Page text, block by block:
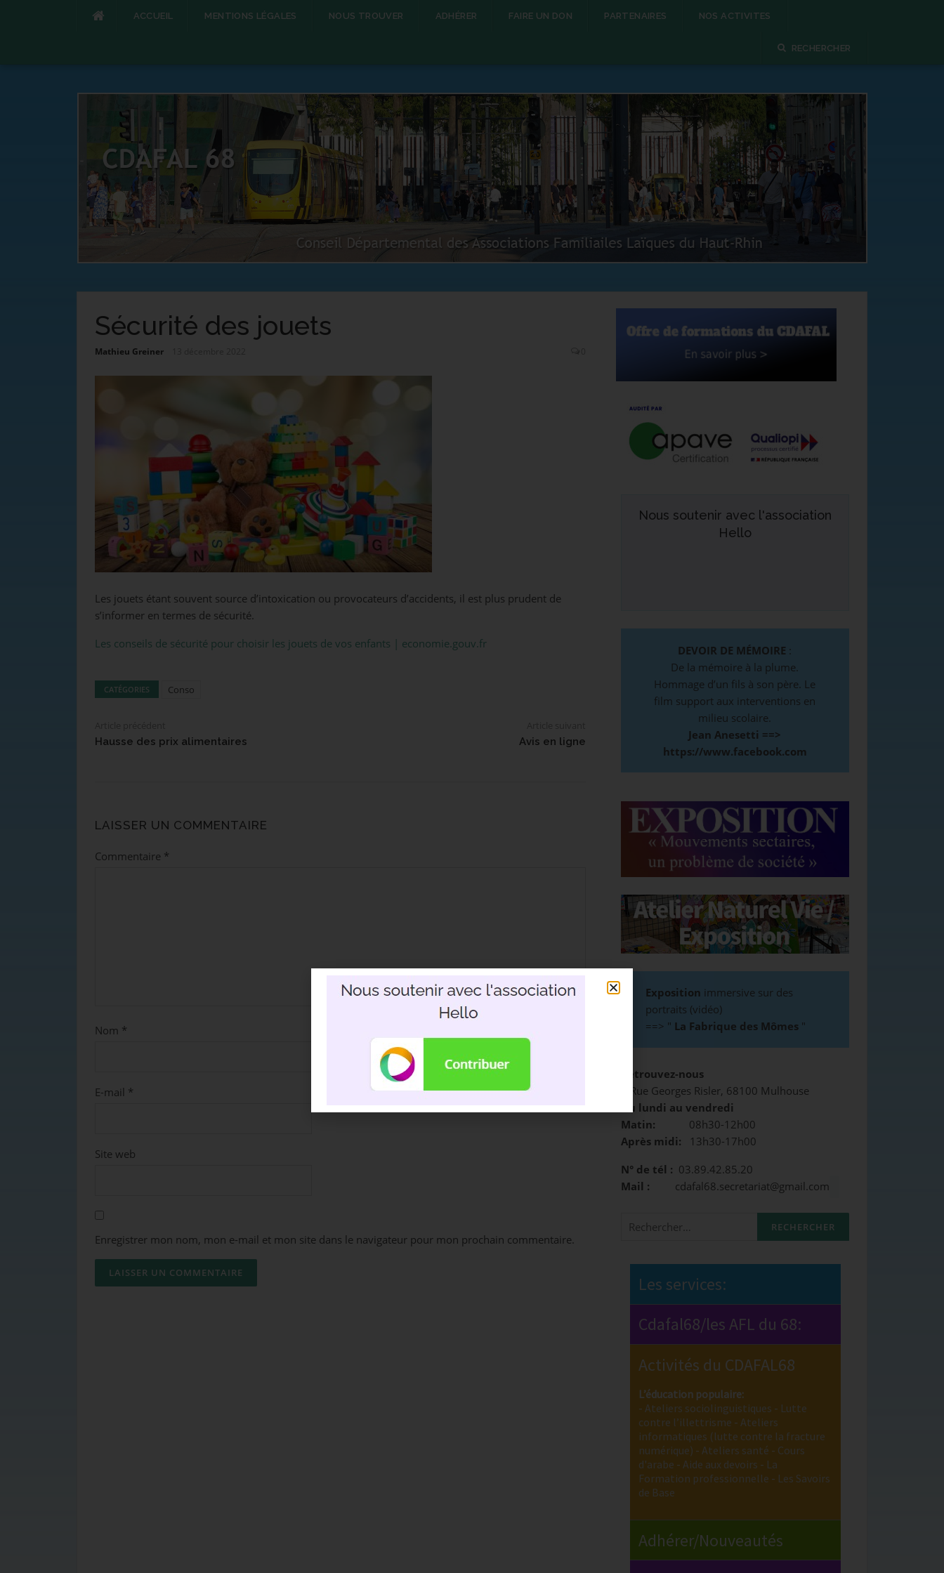
ACCUEIL MENTIONS LÉGALES NOUS TROUVER ADHÉRER FAIRE UN DON PARTENAIRES NOS ACTIVITES
RECHERCHER
Sécurité des jouets
Mathieu Greiner
Les jouets étant souvent source d’intoxication ou provocateurs d’accidents, il est plus prudent de
s’informer en termes de sécurité.
Les conseils de sécurité pour choisir les jouets de vos enfants | economie.gouv.fr
CATÉGORIES Conso
Hausse des prix alimentaires
Avis en ligne
LAISSER UN COMMENTAIRE
Commentaire *
Nom *
E-mail *
Site web
Enregistrer mon nom, mon e-mail et mon site dans le navigateur pour mon prochain commentaire.
Nous soutenir avec l'association
Hello
DEVOIR DE MÉMOIRE :
De la mémoire à la plume.
Hommage d’un fils à son père. Le
film support aux interventions en
milieu scolaire.
Jean Anesetti ==>
https://www.facebook.com
Exposition immersive sur des
portraits (vidéo)
==> " La Fabrique des Mômes "
Retrouvez-nous
3 Rue Georges Risler, 68100 Mulhouse
Du lundi au vendredi
Matin: 08h30-12h00
Après midi: 13h30-17h00
N° de tél : 03.89.42.85.20
Mail : cdafal68.secretariat@gmail.com